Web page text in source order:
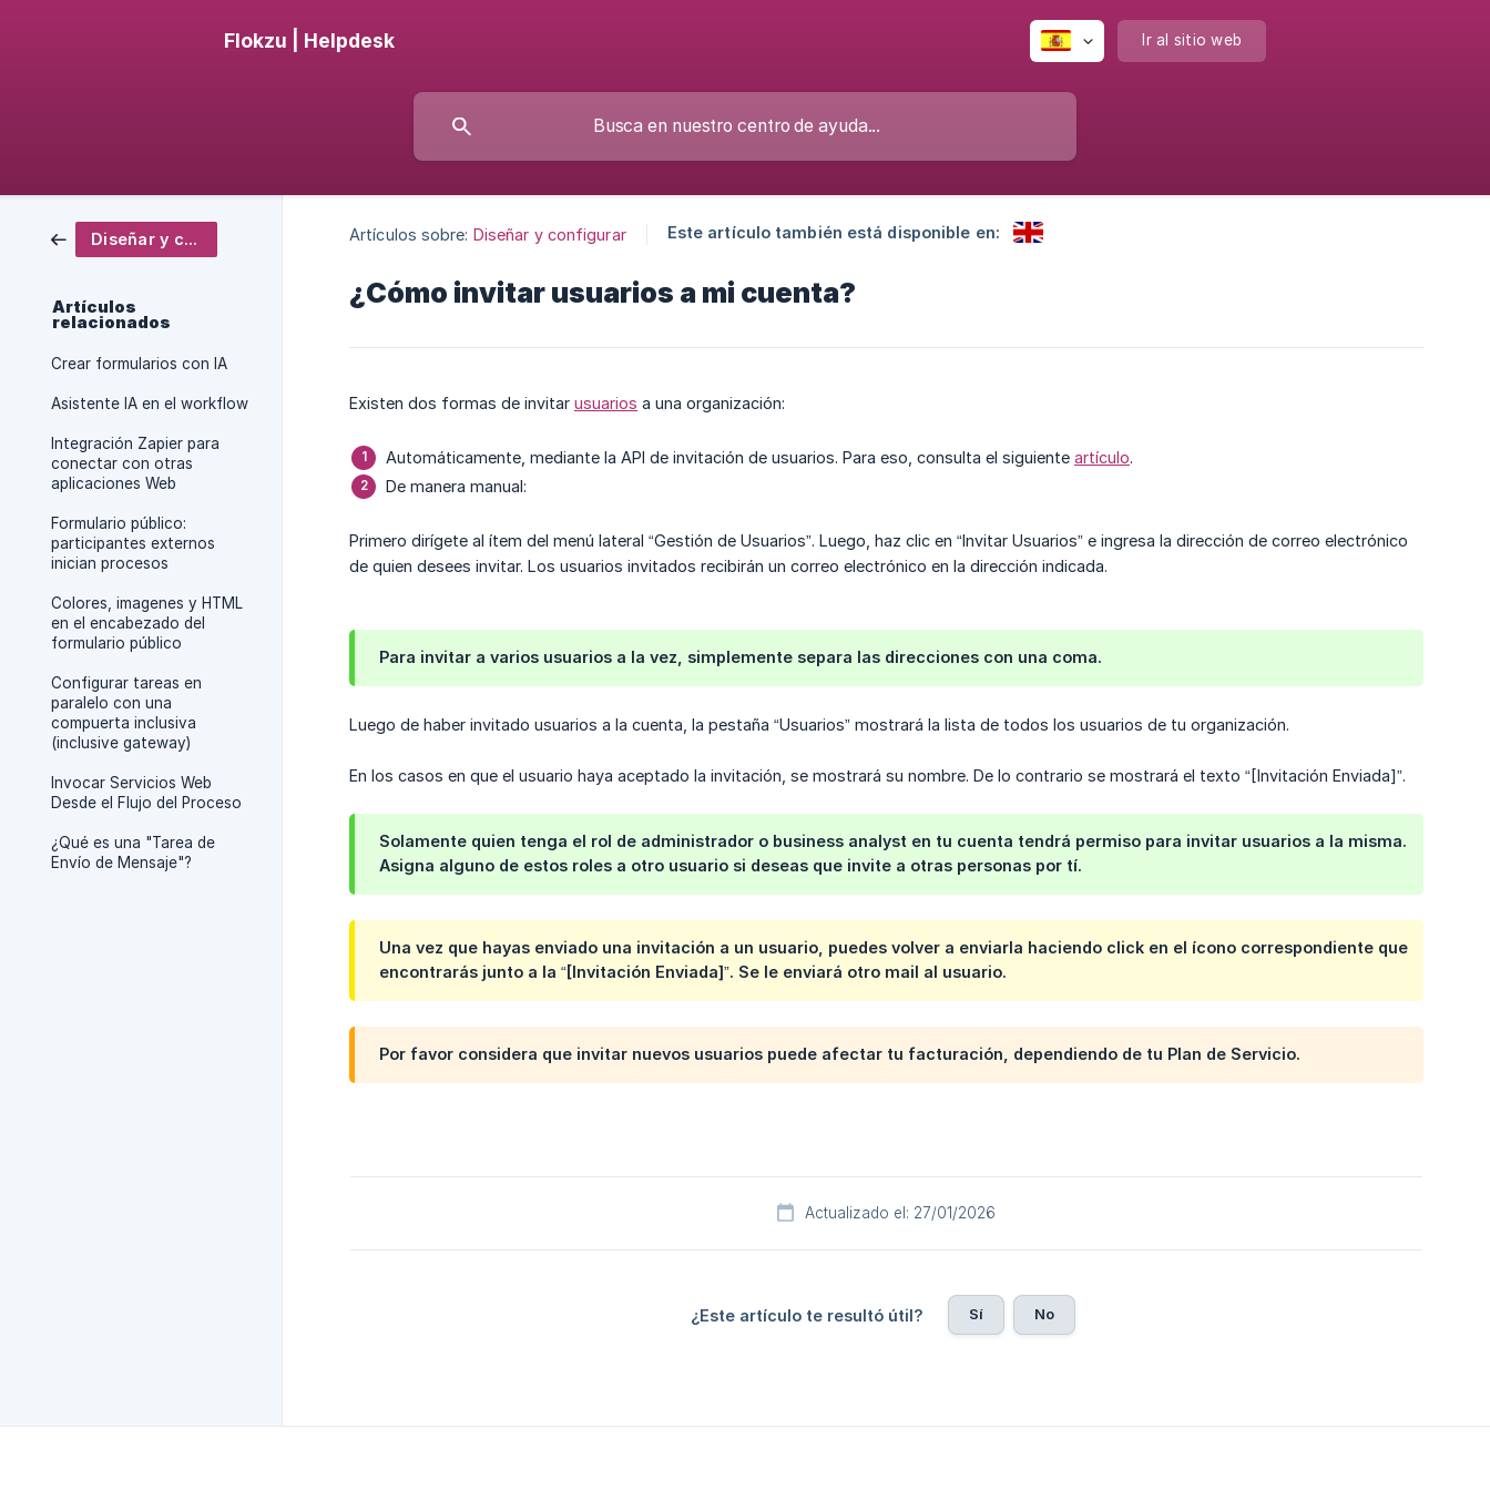
Flokzu | Helpdesk Ir al sitio web
Diseñar y configurar
Artículos
relacionados
Crear formularios con IA
Asistente IA en el workflow
Integración Zapier para
conectar con otras
aplicaciones Web
Formulario público:
participantes externos
inician procesos
Colores, imagenes y HTML
en el encabezado del
formulario público
Configurar tareas en
paralelo con una
compuerta inclusiva
(inclusive gateway)
Invocar Servicios Web
Desde el Flujo del Proceso
¿Qué es una "Tarea de
Envío de Mensaje"?
Artículos sobre: Diseñar y configurar Este artículo también está disponible en:
¿Cómo invitar usuarios a mi cuenta?
Existen dos formas de invitar usuarios a una organización:
Automáticamente, mediante la API de invitación de usuarios. Para eso, consulta el siguiente artículo.
De manera manual:
Primero dirígete al ítem del menú lateral “Gestión de Usuarios”. Luego, haz clic en “Invitar Usuarios” e ingresa la dirección de correo electrónico
de quien desees invitar. Los usuarios invitados recibirán un correo electrónico en la dirección indicada.
Para invitar a varios usuarios a la vez, simplemente separa las direcciones con una coma.
Luego de haber invitado usuarios a la cuenta, la pestaña “Usuarios” mostrará la lista de todos los usuarios de tu organización.
En los casos en que el usuario haya aceptado la invitación, se mostrará su nombre. De lo contrario se mostrará el texto “[Invitación Enviada]”.
Solamente quien tenga el rol de administrador o business analyst en tu cuenta tendrá permiso para invitar usuarios a la misma.
Asigna alguno de estos roles a otro usuario si deseas que invite a otras personas por tí.
Una vez que hayas enviado una invitación a un usuario, puedes volver a enviarla haciendo click en el ícono correspondiente que
encontrarás junto a la “[Invitación Enviada]”. Se le enviará otro mail al usuario.
Por favor considera que invitar nuevos usuarios puede afectar tu facturación, dependiendo de tu Plan de Servicio.
Actualizado el: 27/01/2026
¿Este artículo te resultó útil? Sí No